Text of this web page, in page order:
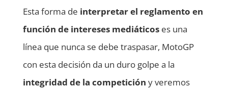
Esta forma de interpretar el reglamento en
función de intereses mediáticoses una
línea que nunca se debe traspasar, MotoGP
con esta decisión da un duro golpe a la
integridad de la competición y veremos